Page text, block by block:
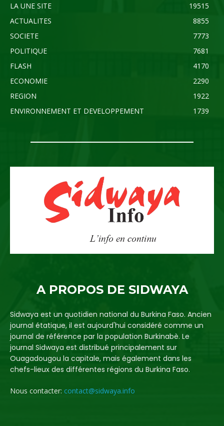
LA UNE SITE
19515
ACTUALITES
8855
SOCIETE
7773
POLITIQUE
7681
FLASH
4170
ECONOMIE
2290
REGION
1922
ENVIRONNEMENT ET DEVELOPPEMENT
1739
A PROPOS DE SIDWAYA
Sidwaya est un quotidien national du Burkina Faso. Ancien
journal étatique, il est aujourd'hui considéré comme un
journal de référence par la population Burkinabè. Le
journal Sidwaya est distribué principalement sur
Ouagadougou la capitale, mais également dans les
chefs-lieux des différentes régions du Burkina Faso.
Nous contacter: contact@sidwaya.info